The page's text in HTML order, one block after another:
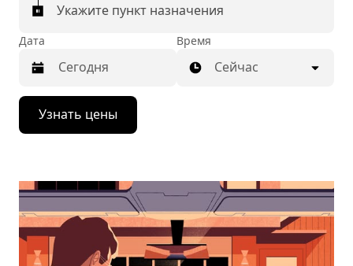
Укажите пункт назначения
Дата
Нажмите
стрелку
вниз,
календарю
выбрать
дату.
Чтобы
закрыть
Время
Сейчас
Узнать цены